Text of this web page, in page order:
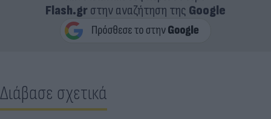
Flash.grστην αναζήτηση της Google
Διάβασε σχετικά